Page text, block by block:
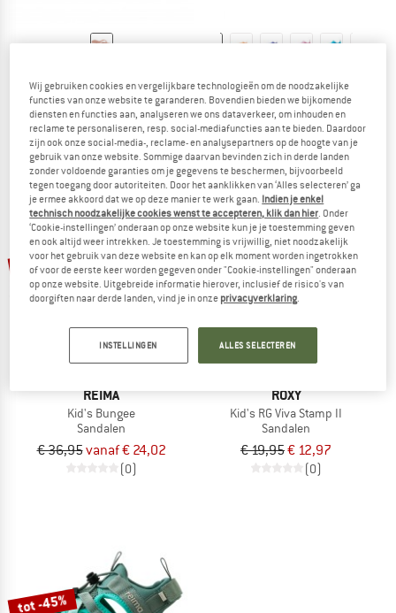
Kid's RG Viva VI
Sandalen
€ 13,95€ 10,18
(0)
Kid's Rantaan
Barefootschoenen
€ 54,95vanaf € 35,72
(0)
tot -35%
REIMA
Kid's Bungee
Sandalen
€ 36,95vanaf € 24,02
(0)
-35%
ROXY
Kid's RG Viva Stamp II
Sandalen
€ 19,95€ 12,97
(0)
tot -45%
Wij gebruiken cookies en vergelijkbare technologieën om de noodzakelijke
functies van onze website te garanderen. Bovendien bieden we bijkomende
diensten en functies aan, analyseren we ons dataverkeer, om inhouden en
reclame te personaliseren, resp. social-mediafuncties aan te bieden. Daardoor
zijn ook onze social-media-, reclame- en analysepartners op de hoogte van je
gebruik van onze website. Sommige daarvan bevinden zich in derde landen
zonder voldoende garanties om je gegevens te beschermen, bijvoorbeeld
tegen toegang door autoriteiten. Door het aanklikken van ‘Alles selecteren’ ga
je ermee akkoord dat we op deze manier te werk gaan. Indien je enkel
technisch noodzakelijke cookies wenst te accepteren, klik dan hier. Onder
‘Cookie-instellingen’ onderaan op onze website kun je je toestemming geven
en ook altijd weer intrekken. Je toestemming is vrijwillig, niet noodzakelijk
voor het gebruik van deze website en kan op elk moment worden ingetrokken
of voor de eerste keer worden gegeven onder "Cookie-instellingen" onderaan
op onze website. Uitgebreide informatie hierover, inclusief de risico's van
doorgiften naar derde landen, vind je in onze privacyverklaring.
INSTELLINGEN ALLES SELECTEREN